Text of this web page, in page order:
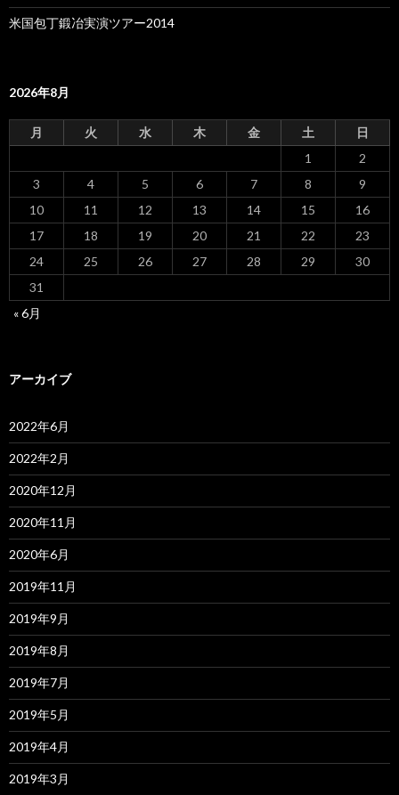
米国包丁鍛冶実演ツアー2014
2026年8月
月 火 水 木 金 土
日
1
2
3
4 5 6 7 8
9
10
11 12 13 14 15
16
17
18 19 20 21 22
23
24
25 26 27 28 29
30
31
« 6月
アーカイブ
2022年6月
2022年2月
2020年12月
2020年11月
2020年6月
2019年11月
2019年9月
2019年8月
2019年7月
2019年5月
2019年4月
2019年3月